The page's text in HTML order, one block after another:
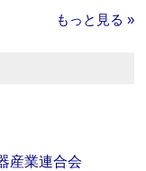
もっと見る »
産業連合会